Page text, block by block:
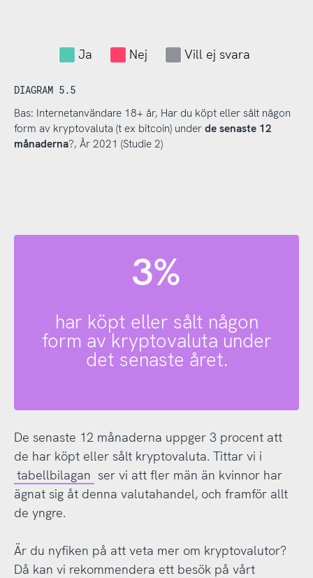
Ja Nej Vill ej svara
DIAGRAM 5.5
Bas: Internetanvändare 18+ år, Har du köpt eller sålt någon
form av kryptovaluta (t ex bitcoin) under de senaste 12
månaderna?, År 2021 (Studie 2)
3%
har köpt eller sålt någon
form av kryptovaluta under
det senaste året.
De senaste 12 månaderna uppger 3 procent att
de har köpt eller sålt kryptovaluta. Tittar vi i
tabellbilagan ser vi att fler män än kvinnor har
ägnat sig åt denna valutahandel, och framför allt
de yngre.
Är du nyfiken på att veta mer om kryptovalutor?
Då kan vi rekommendera ett besök på vårt